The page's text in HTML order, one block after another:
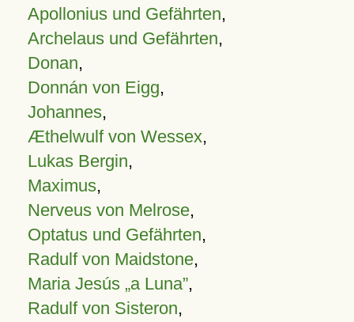
Apollonius und Gefährten,
Archelaus und Gefährten,
Donan,
Donnán von Eigg,
Johannes,
Æthelwulf von Wessex,
Lukas Bergin,
Maximus,
Nerveus von Melrose,
Optatus und Gefährten,
Radulf von Maidstone,
Maria Jesús „a Luna”,
Radulf von Sisteron,